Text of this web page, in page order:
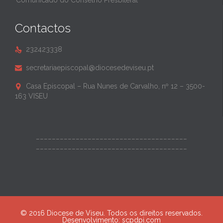
Contactos
 232423338
 secretariaepiscopal@diocesedeviseu.pt

Casa Episcopal – Rua Nunes de Carvalho, nº 12 – 3500-
163 VISEU
© 2016 Diocese de Viseu. Todos os direitos reservados.
Desenvolvimento: scpdpi.com